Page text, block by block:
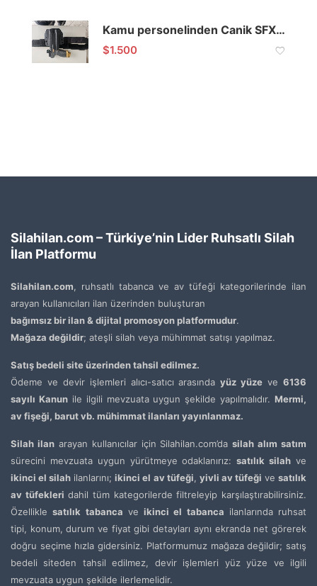
Kamu personelinden Canik SFX Rival
$1.500
Silahilan.com – Türkiye’nin Lider Ruhsatlı Silah
İlan Platformu
Silahilan.com, ruhsatlı tabanca ve av tüfeği kategorilerinde ilan
arayan kullanıcıları ilan üzerinden buluşturan
bağımsız bir ilan & dijital promosyon platformudur.
Mağaza değildir; ateşli silah veya mühimmat satışı yapılmaz.
Satış bedeli site üzerinden tahsil edilmez.
Ödeme ve devir işlemleri alıcı-satıcı arasındayüz yüze ve6136
sayılı Kanunile ilgili mevzuata uygun şekilde yapılmalıdır. Mermi,
av fişeği, barut vb. mühimmat ilanları yayınlanmaz.
Silah ilanarayan kullanıcılar için Silahilan.com’dasilah alım satım
sürecini mevzuata uygun yürütmeye odaklanırız:satılık silah ve
ikinci el silah ilanlarını;ikinci el av tüfeği, yivli av tüfeği vesatılık
av tüfekleri dahil tüm kategorilerde filtreleyip karşılaştırabilirsiniz.
Özelliklesatılık tabanca ve ikinci el tabanca ilanlarında ruhsat
tipi, konum, durum ve fiyat gibi detayları aynı ekranda net görerek
doğru seçime hızla gidersiniz. Platformumuz mağaza değildir; satış
bedeli siteden tahsil edilmez, devir işlemleri yüz yüze ve ilgili
mevzuata uygun şekilde ilerlemelidir.